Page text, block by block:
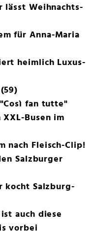
lässt Weihnachts-
für Anna-Maria
heimlich Luxus-
fan tutte"
Busen im
nach Fleisch-Clip!
Salzburger
kocht Salzburg-
auch diese
vorbei